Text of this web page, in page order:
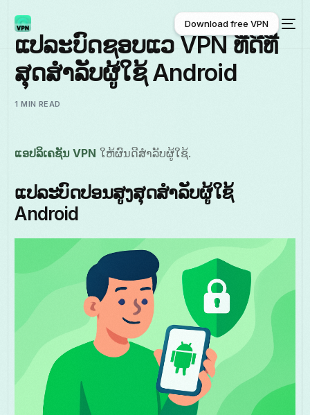
ພາສາລາວ
Download free VPN
Download free VPN
ແປລະບົດຊອບແວ VPN ທີ່ດີທີ່
ສຸດສໍາລັບຜູ້ໃຊ້ Android
1 MIN READ
ແອປລິເຄຊັນ VPN ໃຫ້ຜົນດີສໍາລັບຜູ້ໃຊ້.
ແປລະບົດປອນສູງສຸດສໍາລັບຜູ້ໃຊ້
Android